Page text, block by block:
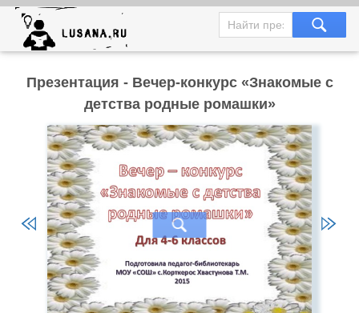
Презентация - Вечер-конкурс «Знакомые с
детства родные ромашки»